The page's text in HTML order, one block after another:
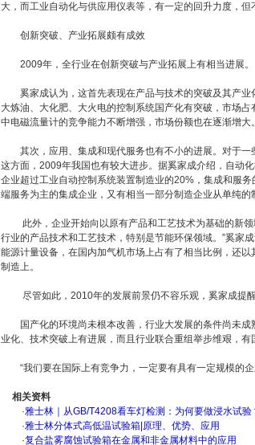
大，而工业自动化与供应用仪表等，有一定的回升力度，但
创新突破、产业拓展颇有成效
2009年，全行业在创新突破与产业拓展上有相当进展。
奚家成认为，这首先表现在产品与技术的突破及其产业
大炼油、大化肥、大火电的控制系统国产化有突破，市场
中电磁流量计的竞争能力不断增强，市场份额也在逐渐增大。
其次，应用、集成和现代服务也有不小的进展。对于一
这方面，2009年我国也有较大进步。据奚家成介绍，自动
企业超过工业自动控制系统装置制造业的20%，集成和服
端服务为主的集成企业，又有相当一部分制造企业从单纯的
此外，企业开始向以原有产品和工艺技术为基础的新领
行业的产品技术和工艺技术，特别是节能环保领域。”奚家
能源计量设备，在国内加气机市场上占有了相当比例，还
制造上。
尽管如此，2010年的发展前景仍不容乐观，奚家成提醒
国产化的环境尚未根本改善，行业大发展的条件尚未成
业化、技术突破上有进展，而且行业联合重组举步维艰，有
“我们要在国际上有竞争力，一定要有具有一定规模的企
相关资料
·雅士林｜从GB/T4208看车灯检测：为何要做浸水试验
·雅士林分体式高低温试验箱|原理、优势、应用
·复合盐雾腐蚀试验箱在金属和非金属材料中的应用